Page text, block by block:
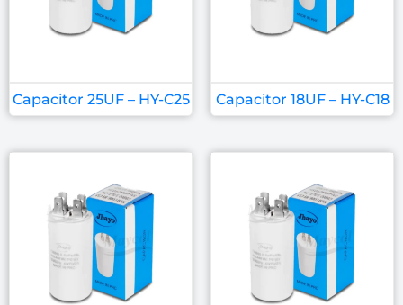
Capacitor 25UF – HY-C25 Capacitor 18UF – HY-C18